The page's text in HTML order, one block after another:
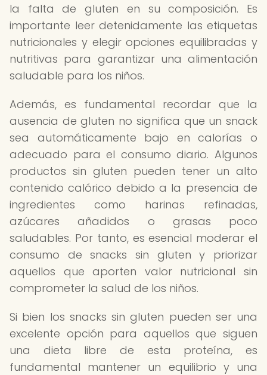
la falta de gluten en su composición. Es
importante leer detenidamente las etiquetas
nutricionales y elegir opciones equilibradas y
nutritivas para garantizar una alimentación
saludable para los niños.
Además, es fundamental recordar que la
ausencia de gluten no significa que un snack
sea automáticamente bajo en calorías o
adecuado para el consumo diario. Algunos
productos sin gluten pueden tener un alto
contenido calórico debido a la presencia de
ingredientes como harinas refinadas,
azúcares añadidos o grasas poco
saludables. Por tanto, es esencial moderar el
consumo de snacks sin gluten y priorizar
aquellos que aporten valor nutricional sin
comprometer la salud de los niños.
Si bien los snacks sin gluten pueden ser una
excelente opción para aquellos que siguen
una dieta libre de esta proteína, es
fundamental mantener un equilibrio y una